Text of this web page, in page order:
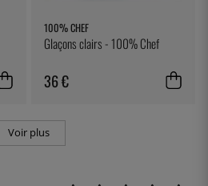
100% CHEF
Glaçons clairs - 100% Chef
36 €
Voir plus